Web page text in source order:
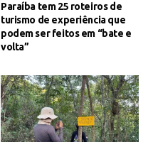
Paraíba tem 25 roteiros de
turismo de experiência que
podem ser feitos em “bate e
volta”